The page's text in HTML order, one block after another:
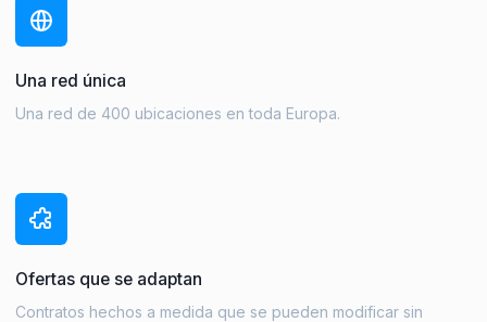
Una red única
Una red de 400 ubicaciones en toda Europa.
Ofertas que se adaptan
Contratos hechos a medida que se pueden modificar sin